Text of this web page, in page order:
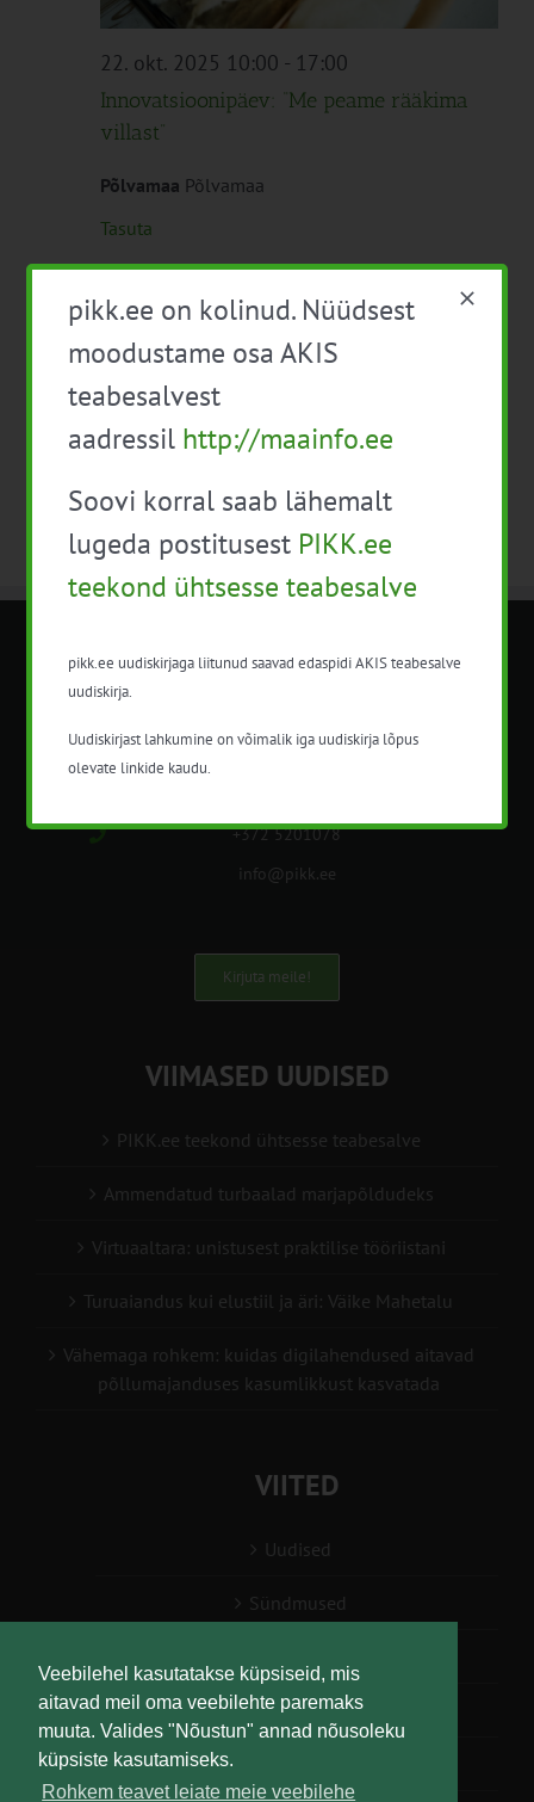
Veebilehel kasutatakse küpsiseid, mis
aitavad meil oma veebilehte paremaks
muuta. Valides "Nõustun" annad nõusoleku
küpsiste kasutamiseks.
Rohkem teavet leiate meie veebilehe
22. okt. 2025 10:00 - 17:00
Innovatsioonipäev: “Me peame rääkima
villast”
Põlvamaa Põlvamaa
Tasuta
Eelmine päev
METK NÕUANDETEENISTUS
Nõuandeteenistuse nimetuse alt
korraldatalse põllu- ja maamajanduslikke
+372 5201078
info@pikk.ee
Kirjuta meile!
VIIMASED UUDISED
PIKK.ee teekond ühtsesse teabesalve
Ammendatud turbaalad marjapõldudeks
Virtuaaltara: unistusest praktilise tööriistani
Turuaiandus kui elustiil ja äri: Väike Mahetalu
Vähemaga rohkem: kuidas digilahendused aitavad
põllumajanduses kasumlikkust kasvatada
VIITED
Uudised
Sündmused
Teabesalv
Liitu uudiskirjaga
pikk.ee on kolinud. Nüüdsest
moodustame osa AKIS
teabesalvest
aadressil http://maainfo.ee
Soovi korral saab lähemalt
lugeda postitusest PIKK.ee
teekond ühtsesse teabesalve
pikk.ee uudiskirjaga liitunud saavad edaspidi AKIS teabesalve
uudiskirja.
Uudiskirjast lahkumine on võimalik iga uudiskirja lõpus
olevate linkide kaudu.